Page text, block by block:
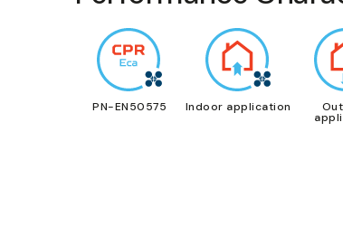
PN-EN50575 Indoor application